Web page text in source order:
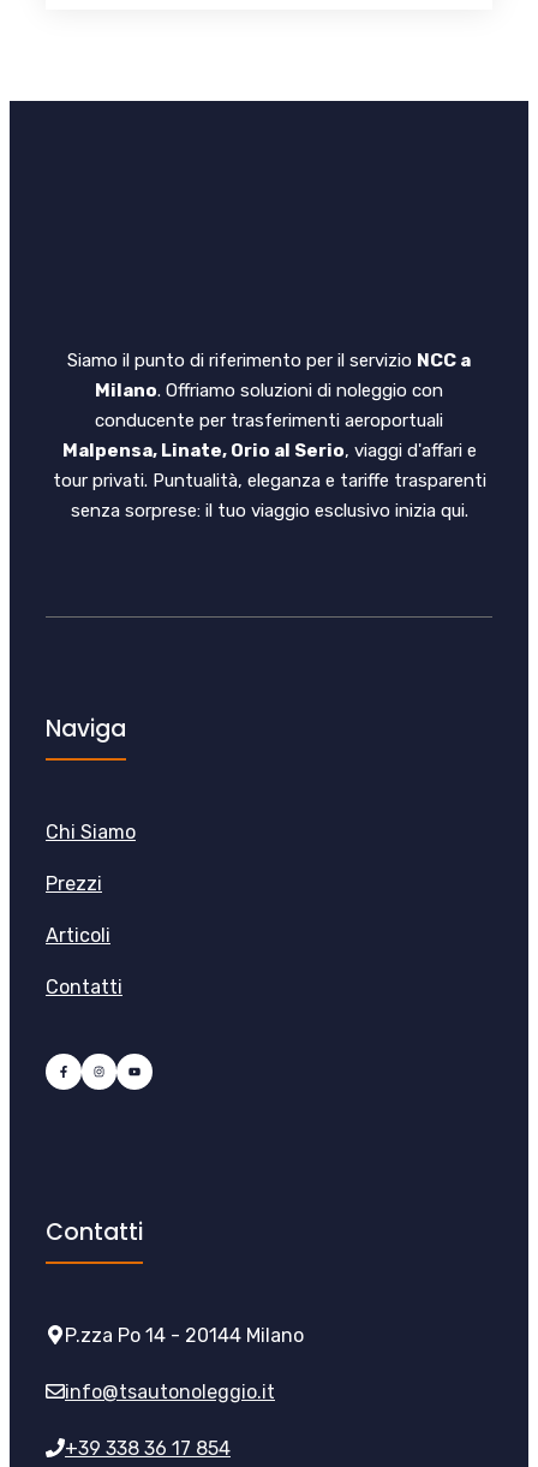
Siamo il punto di riferimento per il servizio NCC a
Milano. Offriamo soluzioni di noleggio con
conducente per trasferimenti aeroportuali
Malpensa, Linate, Orio al Serio, viaggi d'affari e
tour privati. Puntualità, eleganza e tariffe trasparenti
senza sorprese: il tuo viaggio esclusivo inizia qui.
Naviga
Chi Siamo
Prezzi
Articoli
Contatti
Contatti
P.zza Po 14 - 20144 Milano
info@tsautonoleggio.it
+39 338 36 17 854